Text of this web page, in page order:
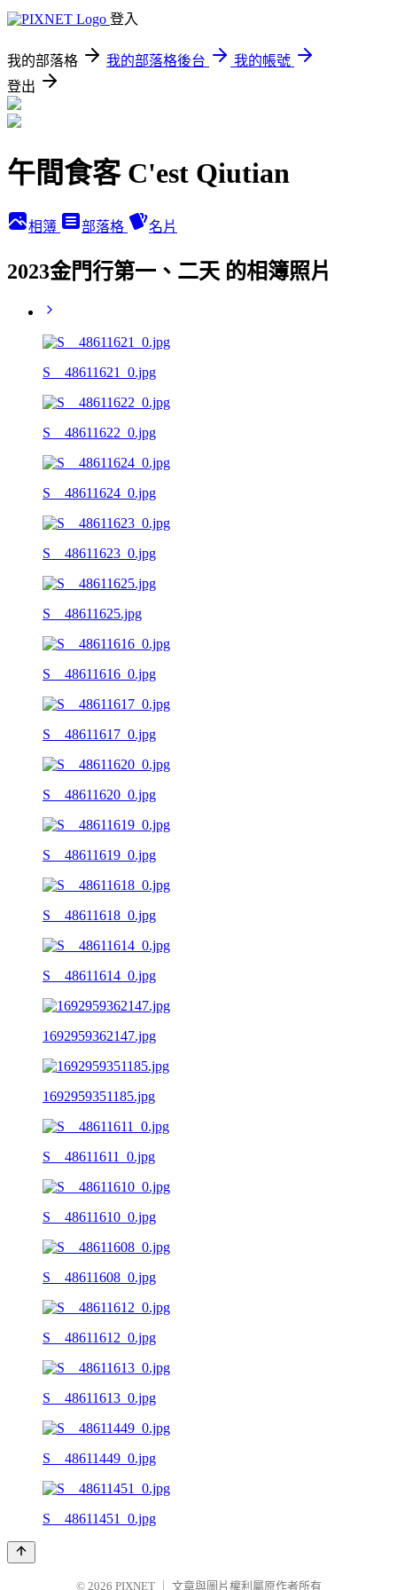
登入
我的部落格 我的部落格後台
我的帳號
登出
午間食客 C'est Qiutian
相簿 部落格 名片
2023金門行第一、二天 的相簿照片
S__48611621_0.jpg
S__48611622_0.jpg
S__48611624_0.jpg
S__48611623_0.jpg
S__48611625.jpg
S__48611616_0.jpg
S__48611617_0.jpg
S__48611620_0.jpg
S__48611619_0.jpg
S__48611618_0.jpg
S__48611614_0.jpg
1692959362147.jpg
1692959351185.jpg
S__48611611_0.jpg
S__48611610_0.jpg
S__48611608_0.jpg
S__48611612_0.jpg
S__48611613_0.jpg
S__48611449_0.jpg
S__48611451_0.jpg
© 2026 PIXNET 文章與圖片權利屬原作者所有